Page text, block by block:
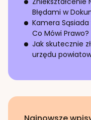
Błędami w
Kamera
Co Mówi Prawo?
Jak skutecznie
urzędu